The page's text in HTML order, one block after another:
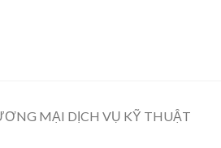
MẠI DỊCH VỤ KỸ THUẬT